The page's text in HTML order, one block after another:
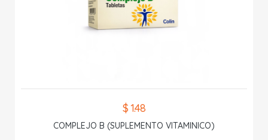
$ 1.48
COMPLEJO B (SUPLEMENTO VITAMINICO)